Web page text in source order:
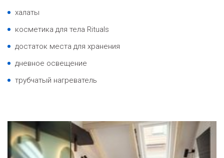
халаты
косметика для тела Rituals
достаток места для хранения
дневное освещение
трубчатый нагреватель